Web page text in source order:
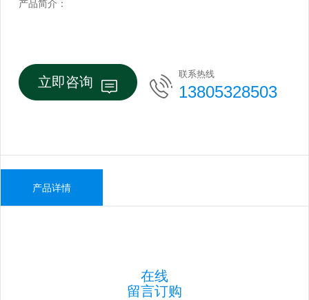
产品简介：
立即咨询
联系热线
13805328503
产品详情
在线
留言订购